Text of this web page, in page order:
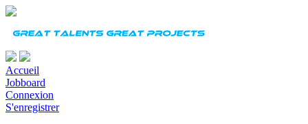
Accueil
Jobboard
Connexion
S'enregistrer